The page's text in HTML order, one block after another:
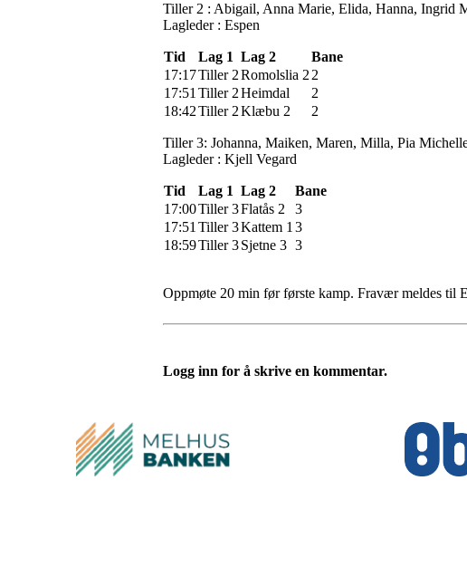
Tiller 2 : Abigail, Anna Marie, Elida, Hanna, Ingrid
Lagleder : Espen
Tid Lag 1 Lag 2
Bane
17:17Tiller 2Romolslia 2 2
17:51 Tiller 2Heimdal
2
18:42Tiller 2Klæbu 2 2
Tiller 3: Johanna, Maiken, Maren, Milla, Pia
Lagleder : Kjell Vegard
Tid Lag 1 Lag 2
Bane
17:00Tiller 3Flatås 2
3
17:51 Tiller 3Kattem 1 3
18:59Tiller 3Sjetne 3 3
Oppmøte 20 min før første kamp. Fravær meldes til
Logg inn for å skrive en kommentar.